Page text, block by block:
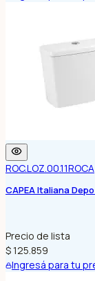
ROC.LOZ.00.11ROCA
CAPEA Italiana
Precio de lista
$ 125.859
Ingresá para tu